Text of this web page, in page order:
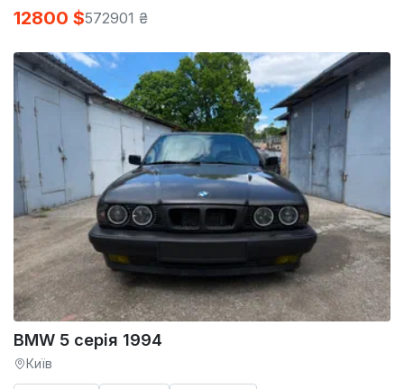
12800 $572901 ₴
BMW 5 серія 1994
Київ